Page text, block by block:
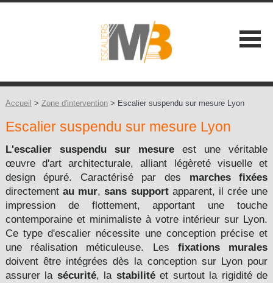
NOS ATOUTS
NOS GAMMES
Les Classiques +
Les Contemporains +
Les Balustrades +
Les Extérieures
Les Design +
CONSEILS
CONTACT
Accueil > Zone d'intervention> Escalier suspendu sur mesure Lyon
Escalier suspendu sur mesure Lyon
L'escalier suspendu sur mesure est une véritable
œuvre d'art architecturale, alliant légèreté visuelle et
design épuré. Caractérisé par des marches
fixées
directementau mur,sans supportapparent, il crée une
impression de flottement, apportant une touche
contemporaine et minimaliste à votre intérieursur Lyon.
Ce type d'escalier nécessite une conception précise et
une réalisation méticuleuse. Les fixations murales
doivent être intégrées dès la conception sur Lyonpour
assurer la sécurité, la stabilitéet surtout la rigidité de